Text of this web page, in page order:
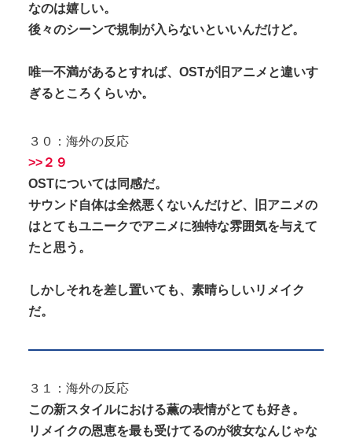
なのは嬉しい。
後々のシーンで規制が入らないといいんだけど。
唯一不満があるとすれば、OSTが旧アニメと違いす
ぎるところくらいか。
３０：海外の反応
>>２９
OSTについては同感だ。
サウンド自体は全然悪くないんだけど、旧アニメの
はとてもユニークでアニメに独特な雰囲気を与えて
たと思う。
しかしそれを差し置いても、素晴らしいリメイク
だ。
３１：海外の反応
この新スタイルにおける薫の表情がとても好き。
リメイクの恩恵を最も受けてるのが彼女なんじゃな